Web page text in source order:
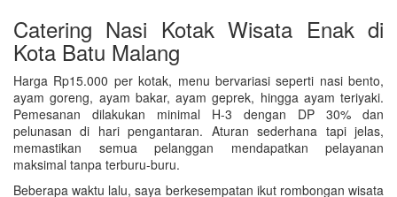
Catering Nasi Kotak Wisata Enak di
Kota Batu Malang
Harga Rp15.000 per kotak, menu bervariasi seperti nasi bento,
ayam goreng, ayam bakar, ayam geprek, hingga ayam teriyaki.
Pemesanan dilakukan minimal H-3 dengan DP 30% dan
pelunasan di hari pengantaran. Aturan sederhana tapi jelas,
memastikan semua pelanggan mendapatkan pelayanan
maksimal tanpa terburu-buru.
Beberapa waktu lalu, saya berkesempatan ikut rombongan wisata